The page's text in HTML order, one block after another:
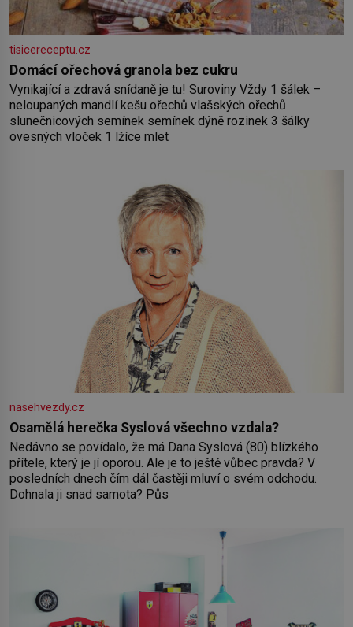
tisicereceptu.cz
Domácí ořechová granola bez cukru
Vynikající a zdravá snídaně je tu! Suroviny Vždy 1 šálek –
neloupaných mandlí kešu ořechů vlašských ořechů
slunečnicových semínek semínek dýně rozinek 3 šálky
ovesných vloček 1 lžíce mlet
nasehvezdy.cz
Osamělá herečka Syslová všechno vzdala?
Nedávno se povídalo, že má Dana Syslová (80) blízkého
přítele, který je jí oporou. Ale je to ještě vůbec pravda? V
posledních dnech čím dál častěji mluví o svém odchodu.
Dohnala ji snad samota? Půs